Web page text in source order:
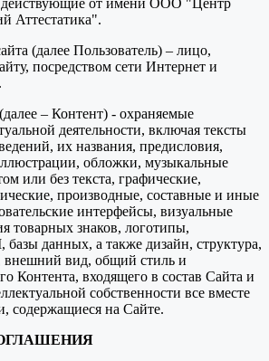
Аттестатика".
(далее Пользователь) – лицо,
посредством сети Интернет и
– Контент) - охраняемые
деятельности, включая тексты
их названия, предисловия,
обложки, музыкальные
или без текста, графические,
производные, составные и иные
интерфейсы, визуальные
товарных знаков, логотипы,
данных, а также дизайн, структура,
внешний вид, общий стиль и
Контента, входящего в состав Сайта и
собственности все вместе
содержащиеся на Сайте.